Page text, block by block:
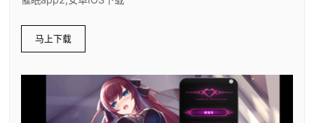
马上下载